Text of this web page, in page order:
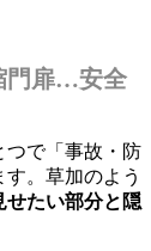
門扉…安全
つで「事故・防
。草加のよう
せたい部分と隠